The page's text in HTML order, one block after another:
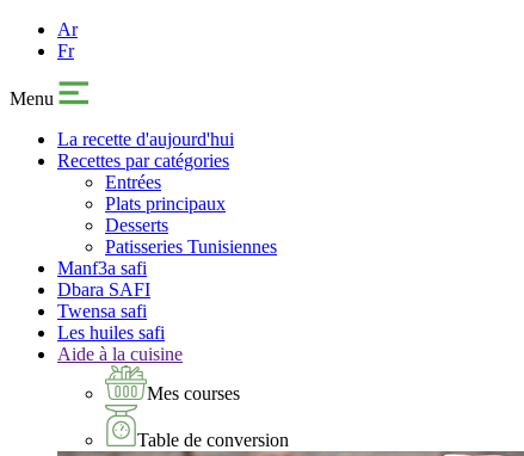
Ar
Fr
Menu
La recette d'aujourd'hui
Recettes par catégories
Entrées
Plats principaux
Desserts
Patisseries Tunisiennes
Manf3a safi
Dbara SAFI
Twensa safi
Les huiles safi
Aide à la cuisine
Mes courses
Table de conversion